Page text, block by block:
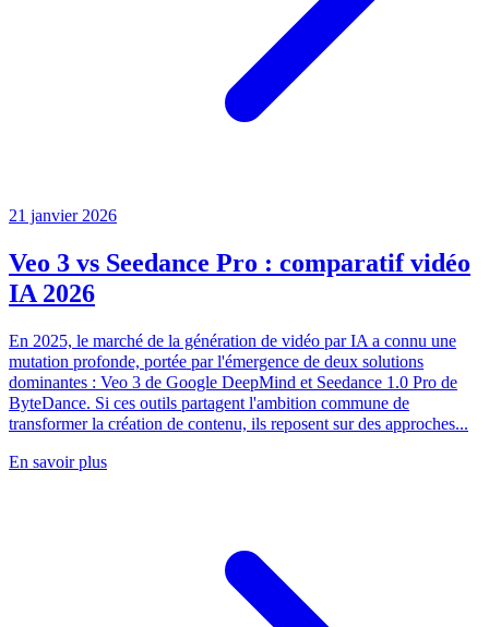
21 janvier 2026
Veo 3 vs Seedance Pro : comparatif vidéo
IA 2026
En 2025, le marché de la génération de vidéo par IA a connu une
mutation profonde, portée par l'émergence de deux solutions
dominantes : Veo 3 de Google DeepMind et Seedance 1.0 Pro de
ByteDance. Si ces outils partagent l'ambition commune de
transformer la création de contenu, ils reposent sur des approches...
En savoir plus